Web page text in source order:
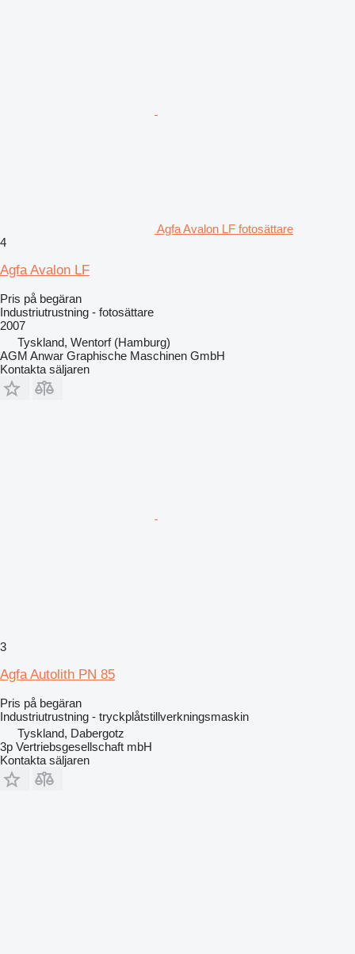
Agfa Avalon LF fotosättare
4
Agfa Avalon LF
Pris på begäran
Industriutrustning - fotosättare
2007
Tyskland, Wentorf (Hamburg)
AGM Anwar Graphische Maschinen GmbH
Kontakta säljaren
3
Agfa Autolith PN 85
Pris på begäran
Industriutrustning - tryckplåtstillverkningsmaskin
Tyskland, Dabergotz
3p Vertriebsgesellschaft mbH
Kontakta säljaren